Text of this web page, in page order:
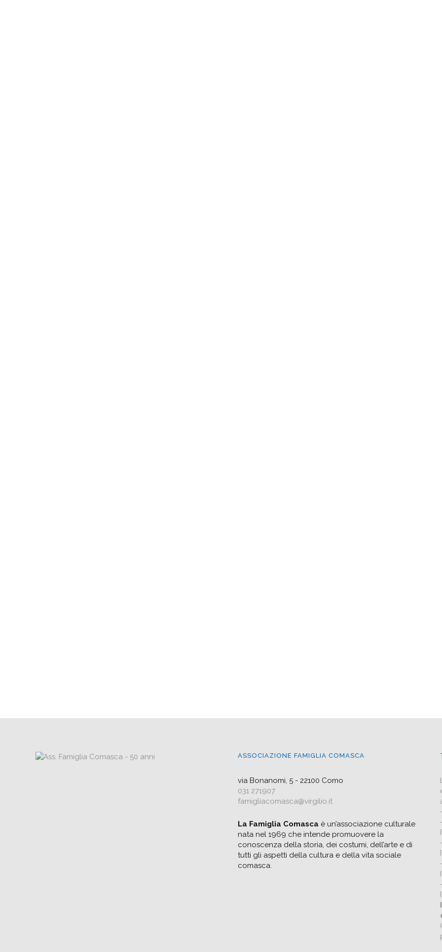
ASSOCIAZIONE FAMIGLIA COMASCA
via Bonanomi, 5 - 22100 Como
031 271907
famigliacomasca@virgilio.it
La Famiglia Comasca è un’associazione culturale
nata nel 1969 che intende promuovere la
conoscenza della storia, dei costumi, dell’arte e di
tutti gli aspetti della cultura e della vita sociale
comasca.